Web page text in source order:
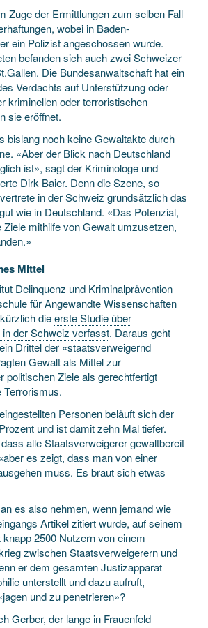
Zuge der Ermittlungen zum selben Fall
wobei in Baden-
ein Polizist angeschossen wurde.
befanden sich auch zwei Schweizer
Die Bundesanwaltschaft hat ein
Verdachts auf Unterstützung oder
kriminellen oder terroristischen
sie eröffnet.
bislang noch keine Gewaltakte durch
«Aber der Blick nach Deutschland
ist», sagt der Kriminologe und
Dirk Baier. Denn die Szene, so
in der Schweiz grundsätzlich das
wie in Deutschland. «Das Potenzial,
mithilfe von Gewalt umzusetzen,
Mittel
Delinquenz und Kriminalprävention
für Angewandte Wissenschaften
dieerste Studie über
der Schweiz verfasst. Daraus geht
Drittel der «staatsverweigernd
Gewalt als Mittel zur
politischen Ziele als gerechtfertigt
Terrorismus.
Personen beläuft sich der
und ist damit zehn Mal tiefer.
alle Staatsverweigerer gewaltbereit
es zeigt, dass man von einer
muss. Es braut sich etwas
es also nehmen, wenn jemand wie
Artikel zitiert wurde, auf seinem
2500 Nutzern von einem
zwischen Staatsverweigerern und
er dem gesamten Justizapparat
unterstellt und dazu aufruft,
und zu penetrieren»?
Gerber, der lange in Frauenfeld